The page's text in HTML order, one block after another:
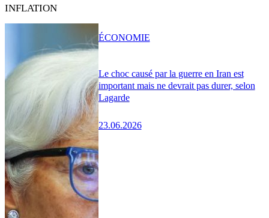
INFLATION
Le choc causé par la guerre en Iran est
important mais ne devrait pas durer, selon
Lagarde
23.06.2026
ÉCONOMIE